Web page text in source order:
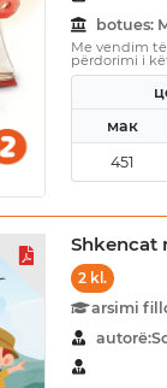
botues:
Me vendim të
përdorimi i
мак
451
Shkencat
2 kl.
arsimi